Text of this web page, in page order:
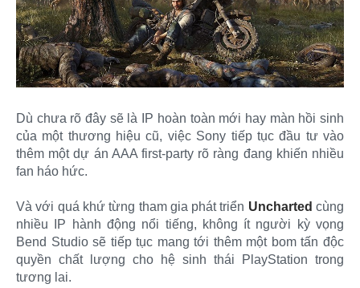
Dù chưa rõ đây sẽ là IP hoàn toàn mới hay màn hồi sinh
của một thương hiệu cũ, việc Sony tiếp tục đầu tư vào
thêm một dự án AAA first-party rõ ràng đang khiến nhiều
fan háo hức.
Và với quá khứ từng tham gia phát triển Uncharted cùng
nhiều IP hành động nổi tiếng, không ít người kỳ vọng
Bend Studio sẽ tiếp tục mang tới thêm một bom tấn độc
quyền chất lượng cho hệ sinh thái PlayStation trong
tương lai.​